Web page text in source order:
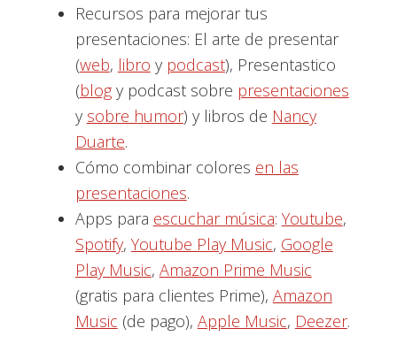
Recursos para mejorar tus
presentaciones: El arte de presentar
(web, libro y podcast), Presentastico
(blogy podcast sobre presentaciones
y sobre humor) y libros de Nancy
Duarte.
Cómo combinar colores en las
presentaciones.
Apps para escuchar música: Youtube,
Spotify, Youtube Play Music, Google
Play Music, Amazon Prime Music
(gratis para clientes Prime), Amazon
Music (de pago), Apple Music, Deezer.